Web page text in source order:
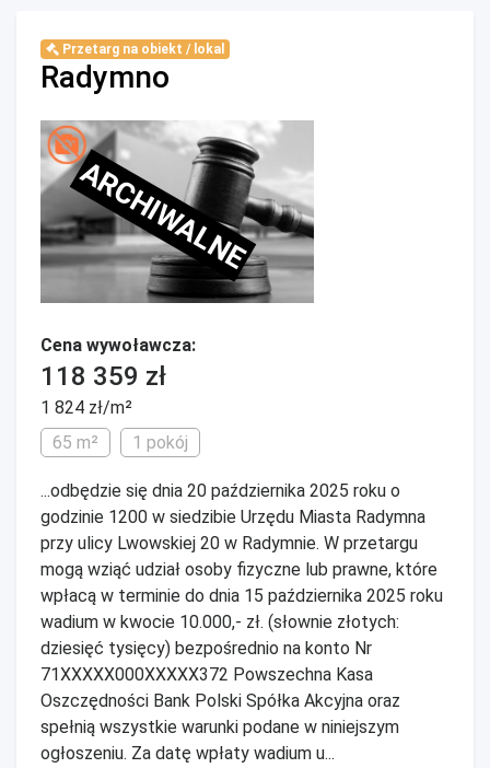
Przetarg na obiekt / lokal
Radymno
ARCHIWALNE
Cena wywoławcza:
118 359 zł
1 824 zł/m²
65 m²
1 pokój
...odbędzie się dnia 20 października 2025 roku o
godzinie 1200 w siedzibie Urzędu Miasta Radymna
przy ulicy Lwowskiej 20 w Radymnie. W przetargu
mogą wziąć udział osoby fizyczne lub prawne, które
wpłacą w terminie do dnia 15 października 2025 roku
wadium w kwocie 10.000,- zł. (słownie złotych:
dziesięć tysięcy) bezpośrednio na konto Nr
71XXXXX000XXXXX372 Powszechna Kasa
Oszczędności Bank Polski Spółka Akcyjna oraz
spełnią wszystkie warunki podane w niniejszym
ogłoszeniu. Za datę wpłaty wadium u...